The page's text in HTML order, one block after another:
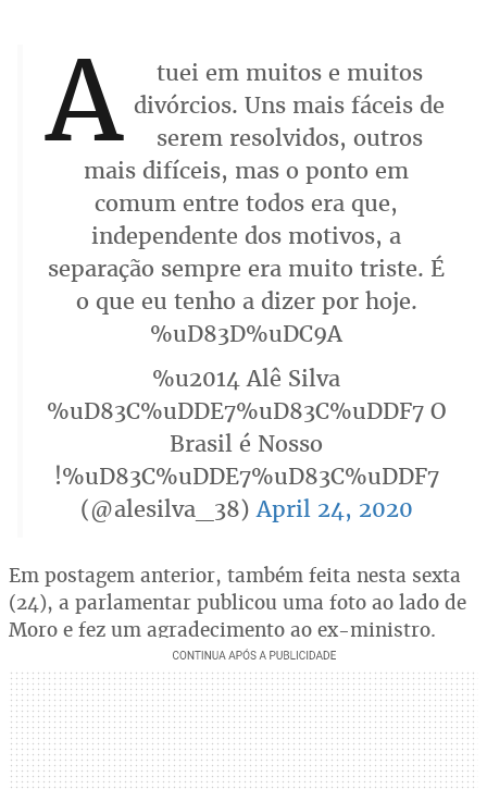
A
tuei em muitos e muitos
divórcios. Uns mais fáceis de
serem resolvidos, outros
mais difíceis, mas o ponto em
comum entre todos era que,
independente dos motivos, a
separação sempre era muito triste. É
o que eu tenho a dizer por hoje.
%uD83D%uDC9A
%u2014 Alê Silva
%uD83C%uDDE7%uD83C%uDDF7 O
Brasil é Nosso
!%uD83C%uDDE7%uD83C%uDDF7
(@alesilva_38)April 24, 2020
Em postagem anterior, também feita nesta sexta
(24), a parlamentar publicou uma foto ao lado de
Moro e fez um agradecimento ao ex-ministro.